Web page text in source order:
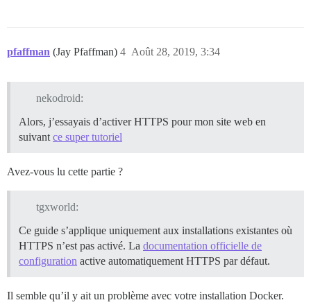
  - templates/web.ssl.template.yml
    volume:
      guest: /shared
      host: /var/discourse/shared/standalone
  -
      guest: /var/log
pfaffman (Jay Pfaffman) Août 28, 2019, 3:34
4
nekodroid:
Alors, j’essayais d’activer HTTPS pour mon site web en
suivant ce super tutoriel
Avez-vous lu cette partie ?
tgxworld:
Ce guide s’applique uniquement aux installations existantes où
HTTPS n’est pas activé. La documentation officielle de
configuration active automatiquement HTTPS par défaut.
Il semble qu’il y ait un problème avec votre installation Docker.